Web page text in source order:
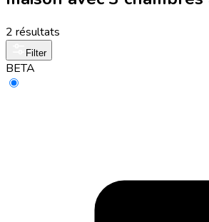
2 résultats
Filter
BETA